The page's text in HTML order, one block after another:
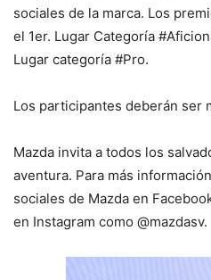
sociales de la marca. Los
el 1er. Lugar Categoría
Lugar categoría #Pro.
Los participantes deberán ser
Mazda invita a todos los
aventura. Para más
sociales de Mazda en
en Instagram como @mazdasv.